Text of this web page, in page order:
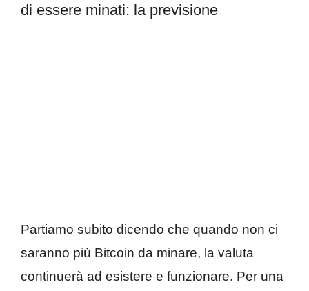
di essere minati: la previsione
Partiamo subito dicendo che quando non ci
saranno più Bitcoin da minare, la valuta
continuerà ad esistere e funzionare. Per una